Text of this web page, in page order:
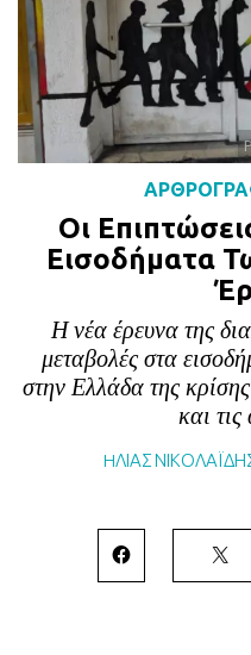
Οι
Εισοδήματα
Η νέα έρευνα της
μεταβολές στα
στην Ελλάδα της
και τις
HΛΙΑΣ